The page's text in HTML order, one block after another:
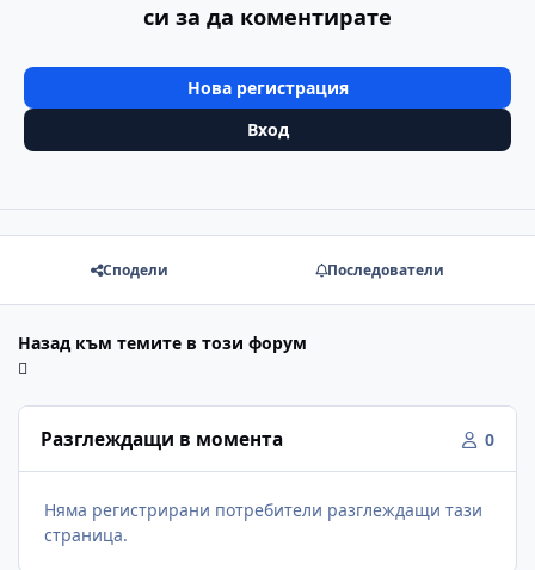
си за да коментирате
Нова регистрация
Вход
Сподели Последователи
Назад към темите в този форум
Разглеждащи в момента 0
Няма регистрирани потребители разглеждащи тази
страница.